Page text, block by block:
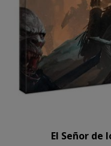
El Señor de